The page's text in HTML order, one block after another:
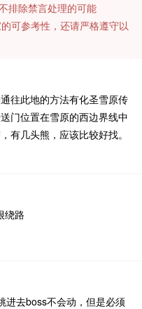
排除禁言处理的可能
可参考性，还请严格遵守以
往此地的方法有化圣雪原传
门位置在雪原的西边界线中
有几头熊，应该比较好找。
绕路
进去boss不会动，但是必须